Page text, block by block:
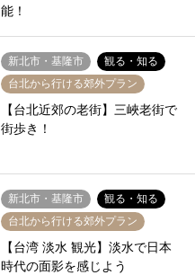
能！
新北市・基隆市
観る・知る
台北から行ける郊外プラン
【台北近郊の老街】三峽老街で
街歩き！
新北市・基隆市
観る・知る
台北から行ける郊外プラン
【台湾 淡水 観光】淡水で日本
時代の面影を感じよう